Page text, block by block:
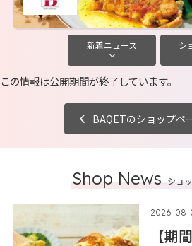
新着ニュース シ
この情報は公開期間が終了しています。
BAQETのショップペ
Shop News ショ
2026-08-